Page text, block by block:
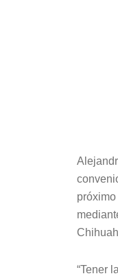
“Tener